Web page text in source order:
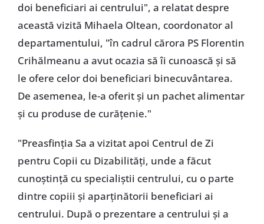
doi beneficiari ai centrului", a relatat despre
această vizită Mihaela Oltean, coordonator al
departamentului, "în cadrul cărora PS Florentin
Crihălmeanu a avut ocazia să îi cunoască și să
le ofere celor doi beneficiari binecuvântarea.
De asemenea, le-a oferit și un pachet alimentar
și cu produse de curățenie."
"Preasfinția Sa a vizitat apoi Centrul de Zi
pentru Copii cu Dizabilități, unde a făcut
cunoștință cu specialiștii centrului, cu o parte
dintre copiii și aparținătorii beneficiari ai
centrului. După o prezentare a centrului și a